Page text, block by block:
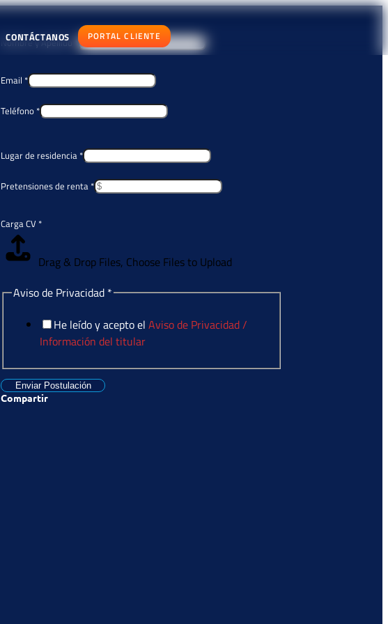
CONTÁCTANOS PORTAL CLIENTE
Nombre y Apellido
Email *
Teléfono *
Lugar de residencia *
Pretensiones de renta *
Carga CV *
Drag & Drop Files, Choose Files to Upload
Aviso de Privacidad *
He leído y acepto el Aviso de Privacidad /
Información del titular
Enviar Postulación
Compartir